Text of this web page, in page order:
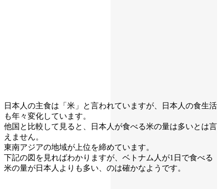
日本人の主食は「米」と言われていますが、日本人の食生活
も年々変化しています。
他国と比較して見ると、日本人が食べる米の量は多いとは言
えません。
東南アジアの地域が上位を締めています。
下記の図を見ればわかりますが、ベトナム人が1日で食べる
米の量が日本人よりも多い、のは確かなようです。